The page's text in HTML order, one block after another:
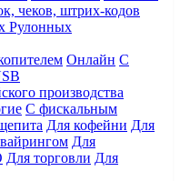
чеков, штрих-кодов
Рулонных
Онлайн С
производства
С фискальным
Для кофейни Для
Для
Для торговли Для